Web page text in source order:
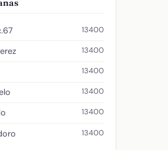
13400
13400
13400
13400
13400
13400